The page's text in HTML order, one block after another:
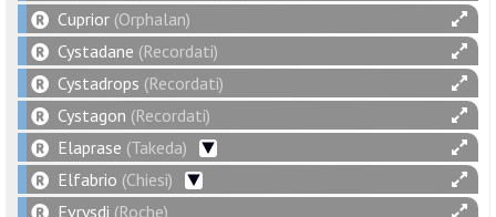
Cuprior (Orphalan)
Cystadane (Recordati)
Cystadrops (Recordati)
Cystagon (Recordati)
Elaprase (Takeda)
Elfabrio (Chiesi)
Evrysdi (Roche)